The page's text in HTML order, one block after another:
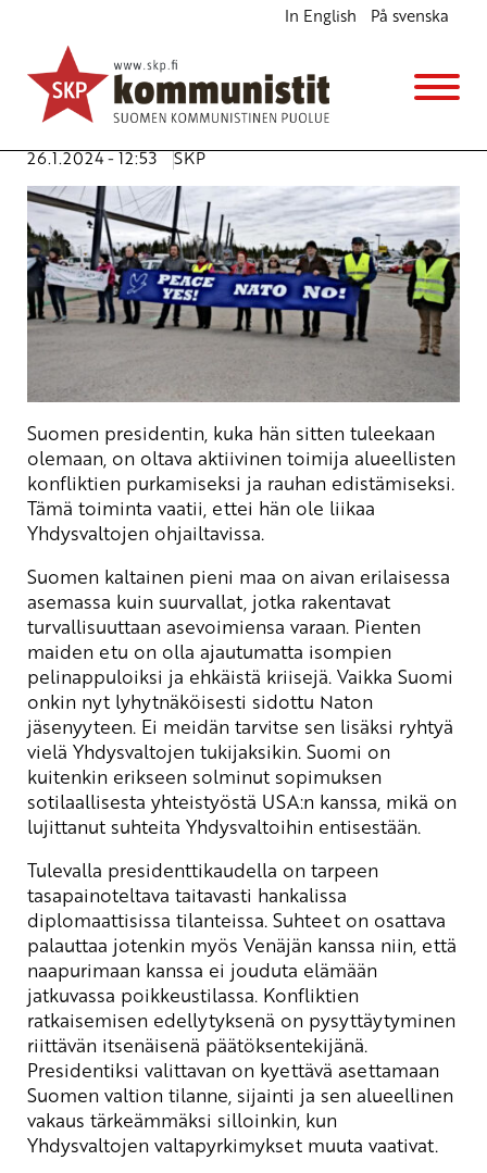
In English På svenska
Ei kiitos Yhdysvaltojen talutushihnalle
Ajankohtaista
Avainsanat:diplomatia,nato,presidentinvaalit
26.1.2024 - 12:53
SKP
Suomen presidentin, kuka hän sitten tuleekaan
olemaan, on oltava aktiivinen toimija alueellisten
konfliktien purkamiseksi ja rauhan edistämiseksi.
Tämä toiminta vaatii, ettei hän ole liikaa
Yhdysvaltojen ohjailtavissa.
Suomen kaltainen pieni maa on aivan erilaisessa
asemassa kuin suurvallat, jotka rakentavat
turvallisuuttaan asevoimiensa varaan. Pienten
maiden etu on olla ajautumatta isompien
pelinappuloiksi ja ehkäistä kriisejä. Vaikka Suomi
onkin nyt lyhytnäköisesti sidottu Naton
jäsenyyteen. Ei meidän tarvitse sen lisäksi ryhtyä
vielä Yhdysvaltojen tukijaksikin. Suomi on
kuitenkin erikseen solminut sopimuksen
sotilaallisesta yhteistyöstä USA:n kanssa, mikä on
lujittanut suhteita Yhdysvaltoihin entisestään.
Tulevalla presidenttikaudella on tarpeen
tasapainoteltava taitavasti hankalissa
diplomaattisissa tilanteissa. Suhteet on osattava
palauttaa jotenkin myös Venäjän kanssa niin, että
naapurimaan kanssa ei jouduta elämään
jatkuvassa poikkeustilassa. Konfliktien
ratkaisemisen edellytyksenä on pysyttäytyminen
riittävän itsenäisenä päätöksentekijänä.
Presidentiksi valittavan on kyettävä asettamaan
Suomen valtion tilanne, sijainti ja sen alueellinen
vakaus tärkeämmäksi silloinkin, kun
Yhdysvaltojen valtapyrkimykset muuta vaativat.